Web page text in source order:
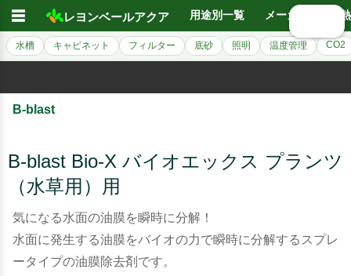
☰ レヨンベールアクア 用途別一覧 メーカー別
水槽 キャビネット フィルター 底砂 照明 温度管理 CO2
B-blast
B-blast Bio-X バイオエックス プランツ
（水草用）用
気になる水面の油膜を瞬時に分解！
水面に発生する油膜をバイオの力で瞬時に分解するスプレ
ータイプの油膜除去剤です。